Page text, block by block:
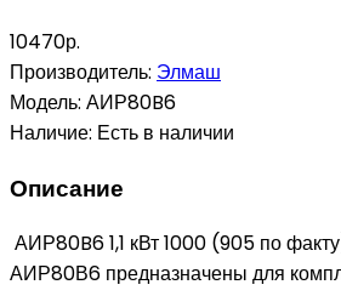
10470р.
Производитель: Элмаш
Модель: АИР80B6
Наличие: Есть в наличии
Описание
АИР80B6 1,1 кВт 1000 (905 по
АИР80В6 предназначены для